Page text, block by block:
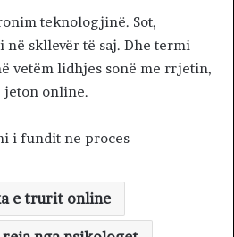
teknologjinë. Sot,
skllevër të saj. Dhe termi
vetëm lidhjes sonë me rrjetin,
jeton online.
i fundit ne proces
e trurit online